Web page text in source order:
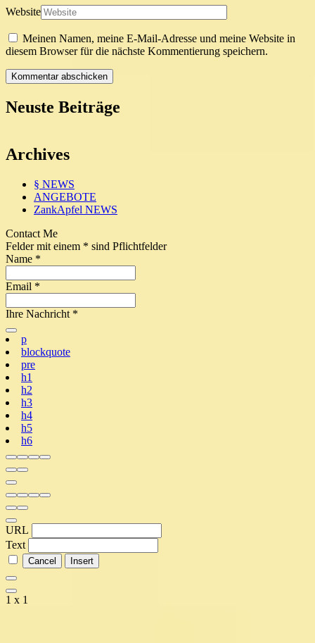
Website
Meinen Namen, meine E-Mail-Adresse und meine Website in
diesem Browser für die nächste Kommentierung speichern.
Neuste Beiträge
Archives
§ NEWS
ANGEBOTE
ZankApfel NEWS
Contact Me
Felder mit einem * sind Pflichtfelder
Name *
Email *
Ihre Nachricht *
p
blockquote
pre
h1
h2
h3
h4
h5
h6
URL
Text
1 x 1